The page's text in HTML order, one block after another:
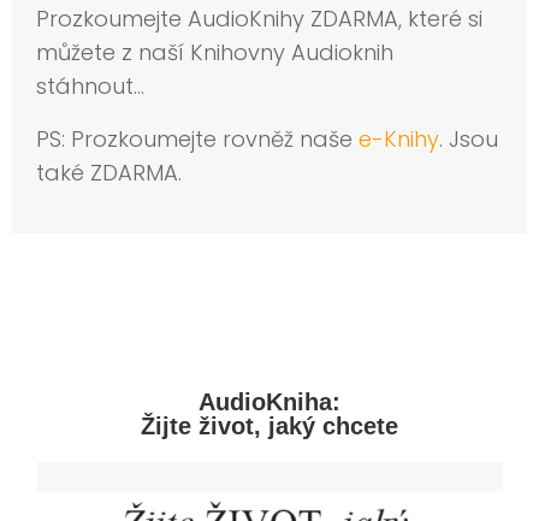
Prozkoumejte AudioKnihy ZDARMA, které si
můžete z naší Knihovny Audioknih
stáhnout…
PS: Prozkoumejte rovněž naše e-Knihy. Jsou
také ZDARMA.
AudioKniha:
Žijte život, jaký chcete